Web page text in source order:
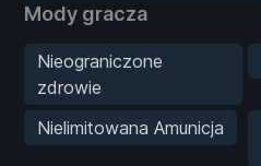
Mody gracza
Nieograniczone
zdrowie
Nielimitowana Amunicja